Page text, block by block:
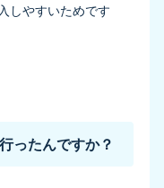
しやすいためです
ったんですか？